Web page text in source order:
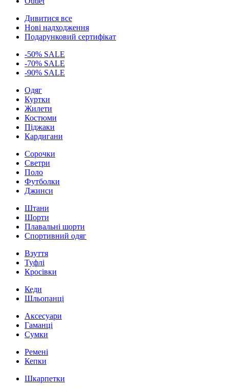
Дивитися все
Нові надходження
Подарунковий сертифікат
-50% SALE
-70% SALE
-90% SALE
Одяг
Куртки
Жилети
Костюми
Піджаки
Кардигани
Сорочки
Светри
Поло
Футболки
Джинси
Штани
Шорти
Плавальні шорти
Спортивний одяг
Взуття
Туфлі
Кросівки
Кеди
Шльопанці
Аксесуари
Гаманці
Сумки
Ремені
Кепки
Шкарпетки